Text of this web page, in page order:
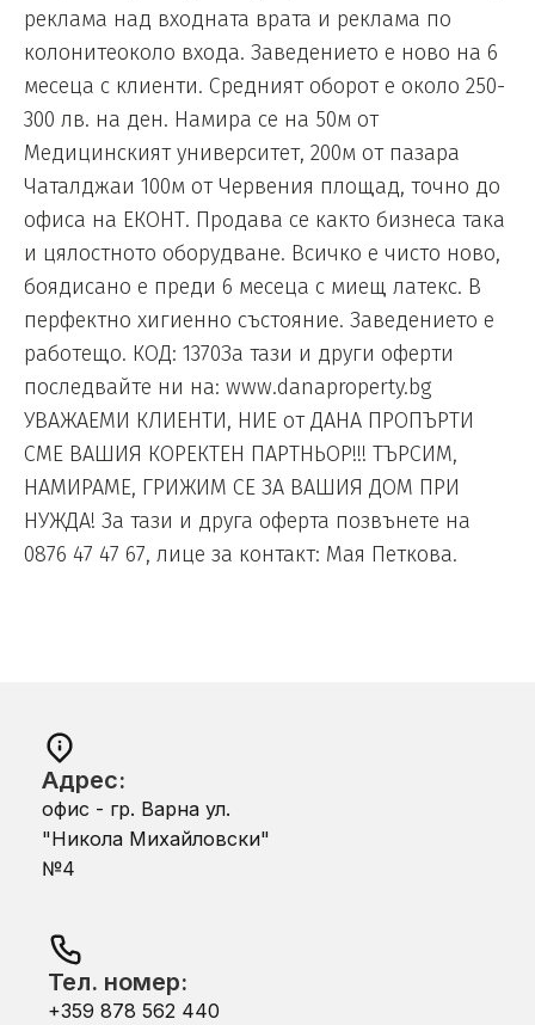
реклама над входната врата и реклама по
колонитеоколо входа. Заведението е ново на 6
месеца с клиенти. Средният оборот е около 250-
300 лв. на ден. Намира се на 50м от
Медицинският университет, 200м от пазара
Чаталджаи 100м от Червения площад, точно до
офиса на ЕКОНТ. Продава се както бизнеса така
и цялостното оборудване. Всичко е чисто ново,
боядисано е преди 6 месеца с миещ латекс. В
перфектно хигиенно състояние. Заведението е
работещо. КОД: 1370За тази и други оферти
последвайте ни на: www.danaproperty.bg
УВАЖАЕМИ КЛИЕНТИ, НИЕ от ДАНА ПРОПЪРТИ
СМЕ ВАШИЯ КОРЕКТЕН ПАРТНЬОР!!! ТЪРСИМ,
НАМИРАМЕ, ГРИЖИМ СЕ ЗА ВАШИЯ ДОМ ПРИ
НУЖДА! За тази и друга оферта позвънете на
0876 47 47 67, лице за контакт: Мая Петкова.
Адрес:
офис - гр. Варна ул.
"Никола Михайловски"
№4
Тел. номер:
+359 878 562 440